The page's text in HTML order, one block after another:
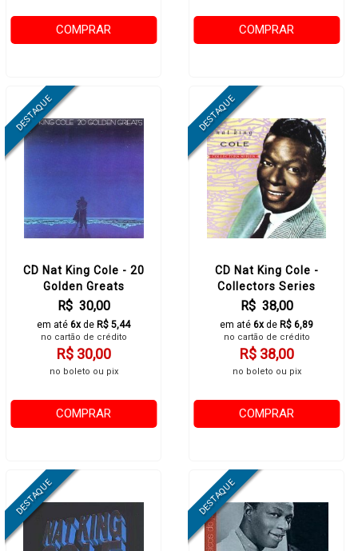
COMPRAR COMPRAR
CD Nat King Cole - 20
Golden Greats
R$ 30,00
em até 6xde R$ 5,44
no cartão de crédito
R$ 30,00
no boleto ou pix
COMPRAR
CD Nat King Cole -
Collectors Series
R$ 38,00
em até 6xde R$ 6,89
no cartão de crédito
R$ 38,00
no boleto ou pix
COMPRAR